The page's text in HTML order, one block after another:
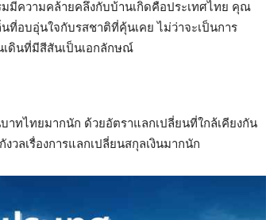
ความคล้ายคลึงกับบ้านเกิดคือประเทศไทย คุณ
ที่อบอุ่นใจกับรสชาติที่คุ้นเคย ไม่ว่าจะเป็นการ
เดินที่มีสีสันเป็นเอกลักษณ์
าทไทยมากนัก ด้วยอัตราแลกเปลี่ยนที่ใกล้เคียงกัน
วลเรื่องการแลกเปลี่ยนสกุลเงินมากนัก